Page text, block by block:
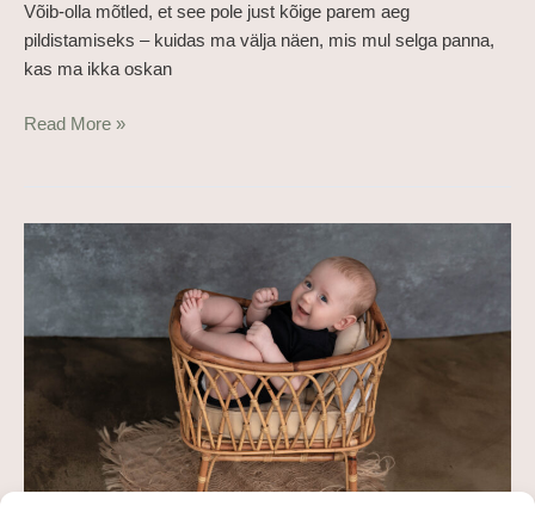
Võib-olla mõtled, et see pole just kõige parem aeg
pildistamiseks – kuidas ma välja näen, mis mul selga panna,
kas ma ikka oskan
Read More »
Beebi
pildistamine